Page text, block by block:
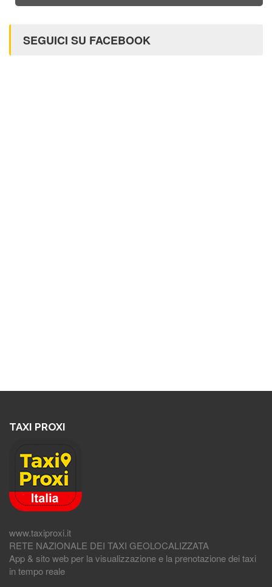
SEGUICI SU FACEBOOK
TAXI PROXI
www.taxiproxi.it
RETE NAZIONALE DEI TAXI GEOLOCALIZZATA
App & sito web per la visualizzazione e la prenotazione dei taxi
in tempo reale